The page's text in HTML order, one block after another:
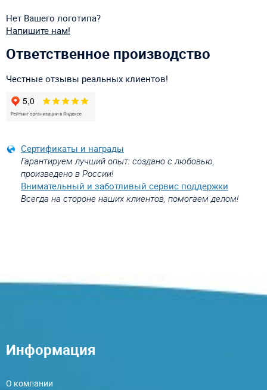
Нет Вашего логотипа?
Напишите нам!
Ответственное производство
Честные отзывы реальных клиентов!
Сертификаты и награды
Гарантируем лучший опыт: создано с любовью,
произведено в России!
Внимательный и заботливый сервис поддержки
Всегда на стороне наших клиентов, помогаем делом!
Информация
О компании